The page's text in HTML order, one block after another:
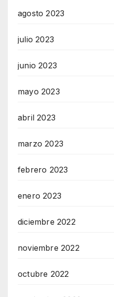
agosto 2023
julio 2023
junio 2023
mayo 2023
abril 2023
marzo 2023
febrero 2023
enero 2023
diciembre 2022
noviembre 2022
octubre 2022